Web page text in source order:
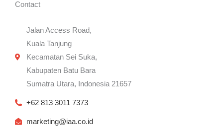
r
a
Contact
Jalan Access Road,
Kuala Tanjung
Kecamatan Sei Suka,
Kabupaten Batu Bara
Sumatra Utara, Indonesia 21657
+62 813 3011 7373
marketing@iaa.co.id